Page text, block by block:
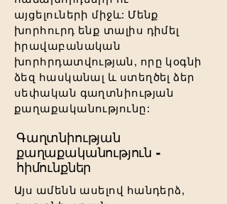
այցելուների միջև: Մենք
խորհուրդ ենք տալիս դիմել
իրավաբանական
խորհրդատվության, որը կօգնի
ձեզ հասկանալ և ստեղծել ձեր
սեփական գաղտնիության
քաղաքականությունը:
Գաղտնիության
քաղաքականություն -
հիմունքներ
Այս ամենն ասելով հանդերձ,